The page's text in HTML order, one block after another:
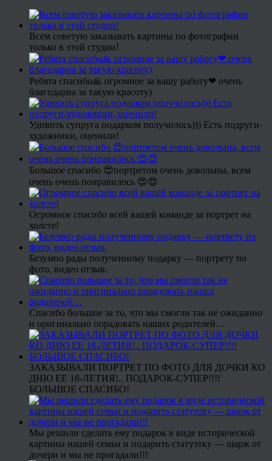
Всем советую заказывать картины по фотографии
только в этой студии!
Ребята спасибо🙏 огромное за вашу работу❤ очень
благодарна за такую красоту)
Удивить супруга подарком получилось))) Есть подруги-
художники, оценили!
Большое спасибо 😍портретом очень довольны, всем
очень очень понравилось 😍😍
Огромное спасибо всей вашей команде за портрет на
холсте!
Безумно рады полученному подарку — портрету по
фото, видео отзыв.
Спасибо большое за то, что мы смогли так не ожиданно
и оригинально порадовать наших родителей…
ЗАКАЗЫВАЛИ ПОРТРЕТ ПО ФОТО ДЛЯ ДОЧКИ КО
ДНЮ ЕЕ 18-ЛЕТИЯ!.. ПОДАРОК-СУПЕР!!!!
БОЛЬШОЕ СПАСИБО!
Мы решили сделать ему подарок в виде исторической
картины нашей семьи и подарить статуэтку — шарж от
дочери и мы не прогадали!!!